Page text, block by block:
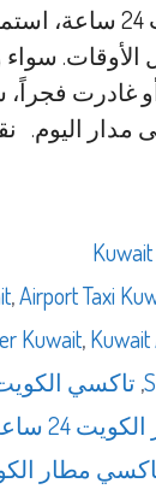
المطار الكويت 24
الأوقات.
غادرت فجراً،
اليوم.
,Airport Taxi
Kuwait,Kuwait
, تاكسي الكويت
24 ساعة
مطار